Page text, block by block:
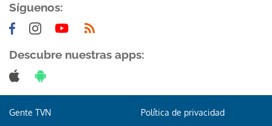
Síguenos:
Descubre nuestras apps:
Gente TVN Política de privacidad